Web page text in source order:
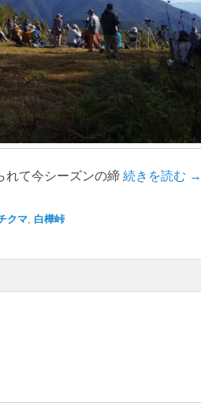
れて今シーズンの締 続きを読む →
クマ 白樺峠